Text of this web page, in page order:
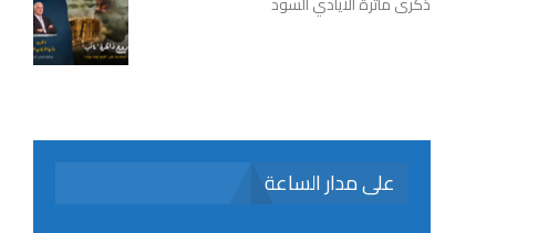
على مدار الساعة